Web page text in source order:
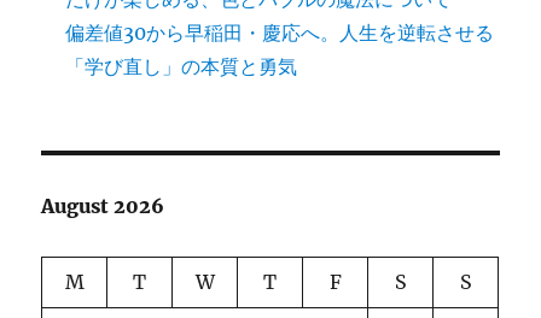
偏差値30から早稲田・慶応へ。人生を逆転させる
「学び直し」の本質と勇気
August 2026
M T W T F S S